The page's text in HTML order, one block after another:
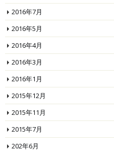
2016年7月
2016年5月
2016年4月
2016年3月
2016年1月
2015年12月
2015年11月
2015年7月
202年6月